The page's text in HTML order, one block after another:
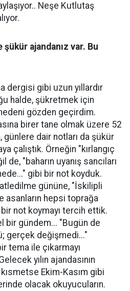
Neşe Kutlutaş
şükür ajandanız var. Bu
dergisi gibi uzun yıllardır
halde, şükretmek için
gözden geçirdim.
birer tane olmak üzere 52
günlere dair notları da şükür
çalıştık. Örneğin "kırlangıç
de, "baharın uyanış sancıları
gibi bir not koyduk.
gününe, "İskilipli
asanların hepsi toprağa
not koymayı tercih ettik.
bir gündem... "Bugün de
gerçek değişmedi..."
tema ile çıkarmayı
yılın ajandasının
Ekim-Kasım gibi
olacak okuyucuların.